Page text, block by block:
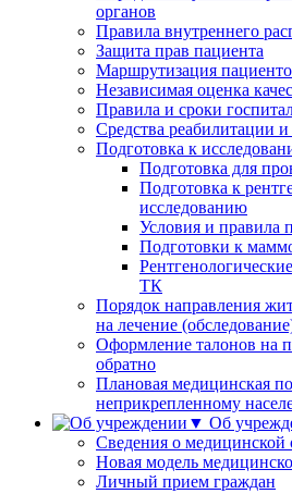
органов
Правила внутреннего
Защита прав пациента
Маршрутизация
Независимая оценка
Правила и сроки
Средства реабилитации
Подготовка к
Подготовка для
Подготовка к
исследованию
Условия и правила
Подготовки к
ТК
Порядок направления
на лечение
Оформление талонов на
обратно
Плановая медицинская
неприкрепленному
Об
Сведения о медицинской
Новая модель
Личный прием граждан